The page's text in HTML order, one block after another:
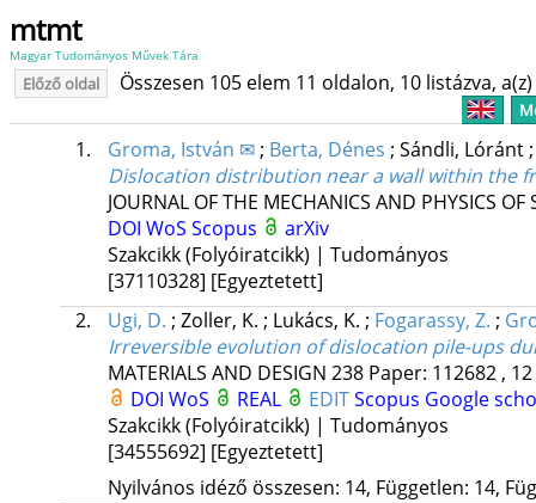
mtmt
Magyar Tudományos Művek Tára
Előző oldal Összesen 105 elem 11 oldalon, 10 listázva,
1. Groma, István ✉; Berta, Dénes ; Sándli, Lóránt
Dislocation distribution near a wall within the
JOURNAL OF THE MECHANICS AND PHYSICS OF
DOI WoS Scopus
arXiv
Szakcikk (Folyóiratcikk) | Tudományos
[37110328] [Egyeztetett]
2.
Ugi, D. ; Zoller, K. ; Lukács, K. ; Fogarassy, Z. ;
Irreversible evolution of dislocation pile-ups
MATERIALS AND DESIGN 238 Paper: 112682 ,
DOI WoS REAL EDITScopus Google
Szakcikk (Folyóiratcikk) | Tudományos
[34555692] [Egyeztetett]
Nyilvános idéző összesen: 14, Független: 14,